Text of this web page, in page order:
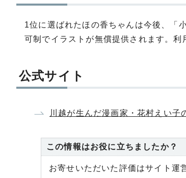
1位に選ばれたほの香ちゃんは今後、「
可制でイラストが無償提供されます。利
公式サイト
川越が生んだ漫画家・花村えい子
この情報はお役に立ちましたか？
お寄せいただいた評価はサイト運